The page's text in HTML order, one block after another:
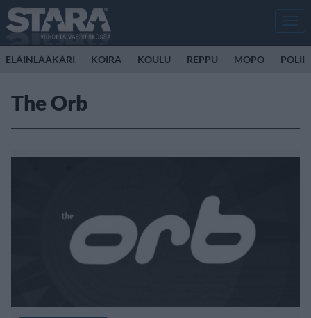
ELÄINLÄÄKÄRI KOIRA KOULU REPPU MOPO
The Orb